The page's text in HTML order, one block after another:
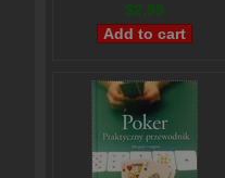
$2,99